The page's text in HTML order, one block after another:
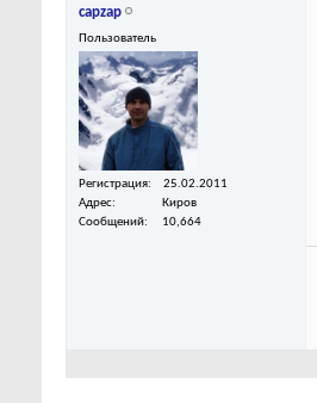
capzap
Пользователь
Регистрация
25.02.2011
Адрес
Киров
Сообщений
10,664